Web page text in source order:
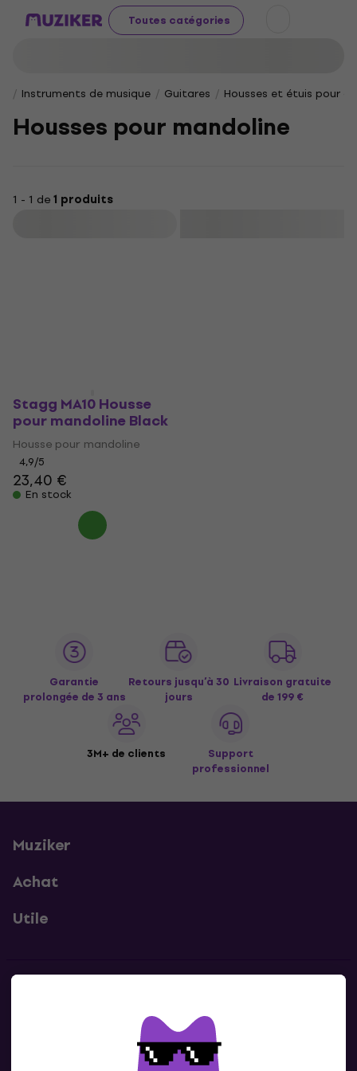
Toutes catégories
Instruments de musique Guitares Housses et étuis pour
Housses pour mandoline
1 - 1 de1 produits
Stagg MA10 Housse
pour mandoline Black
Housse pour mandoline
4,9/5
23,40 €
En stock
Garantie
prolongée de 3 ans
Retours jusqu’à 30
jours
Livraison gratuite
de 199 €
3M+ de clients
Support
professionnel
Muziker
Achat
Utile
Contacte nous